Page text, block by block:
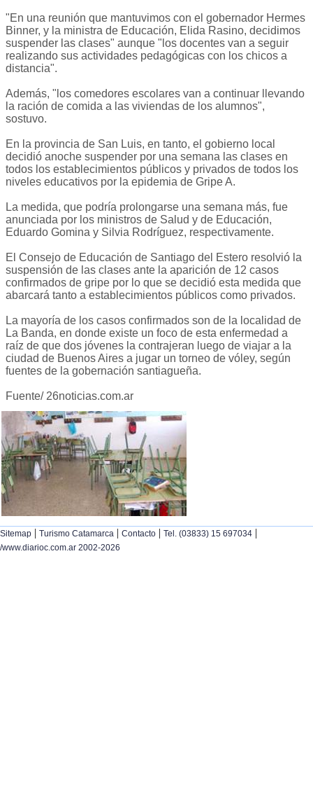
"En una reunión que mantuvimos con el gobernador Hermes
Binner, y la ministra de Educación, Elida Rasino, decidimos
suspender las clases" aunque "los docentes van a seguir
realizando sus actividades pedagógicas con los chicos a
distancia".
Además, "los comedores escolares van a continuar llevando
la ración de comida a las viviendas de los alumnos",
sostuvo.
En la provincia de San Luis, en tanto, el gobierno local
decidió anoche suspender por una semana las clases en
todos los establecimientos públicos y privados de todos los
niveles educativos por la epidemia de Gripe A.
La medida, que podría prolongarse una semana más, fue
anunciada por los ministros de Salud y de Educación,
Eduardo Gomina y Silvia Rodríguez, respectivamente.
El Consejo de Educación de Santiago del Estero resolvió la
suspensión de las clases ante la aparición de 12 casos
confirmados de gripe por lo que se decidió esta medida que
abarcará tanto a establecimientos públicos como privados.
La mayoría de los casos confirmados son de la localidad de
La Banda, en donde existe un foco de esta enfermedad a
raíz de que dos jóvenes la contrajeran luego de viajar a la
ciudad de Buenos Aires a jugar un torneo de vóley, según
fuentes de la gobernación santiagueña.
Fuente/ 26noticias.com.ar
Sitemap | Turismo Catamarca | Contacto | Tel. (03833) 15 697034 |
/www.diarioc.com.ar 2002-2026